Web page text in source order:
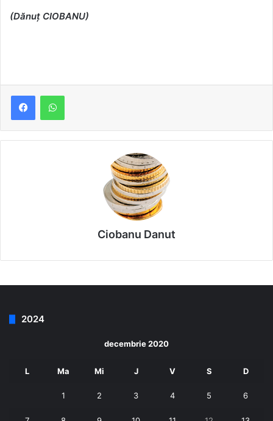
(Dănuț CIOBANU)
Ciobanu Danut
2024
decembrie 2020
L Ma Mi J V S D
1 2 3 4 5 6